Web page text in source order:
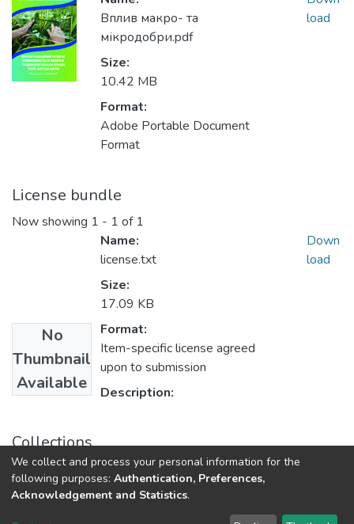
Вплив макро- та
мікродобри.pdf
Size:
10.42 MB
Format:
Adobe Portable Document
Format
load
License bundle
Now showing 1 - 1 of 1
No
Thumbnail
Available
Name:
license.txt
Size:
17.09 KB
Format:
Item-specific license agreed
upon to submission
Description:
Down
load
Collections
Друковані видання. Кафедра рослинництва
We collect and process your personal information for the
following purposes: Authentication, Preferences,
Acknowledgement and Statistics.